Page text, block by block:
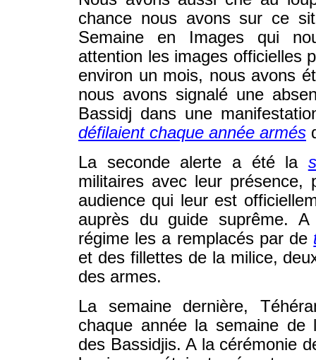
chance nous avons sur ce
Semaine en Images qui
attention les images officielles
environ un mois, nous avons
nous avons signalé une
Bassidj dans une
défilaient chaque année armés
La seconde alerte a été la
militaires avec leur présence,
audience qui leur est
auprès du guide suprême.
régime les a remplacés par de
et des fillettes de la milice,
des armes.
La semaine dernière,
chaque année la semaine
des Bassidjis. A la cérémonie